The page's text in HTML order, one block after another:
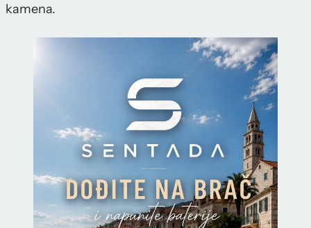
kamena.